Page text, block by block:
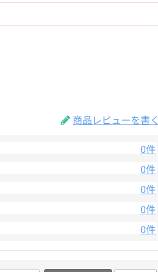
商品レビューを書く
0件
0件
0件
0件
0件